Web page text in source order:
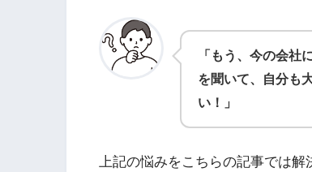
「もう、今の会
を聞いて、自分も
い！」
上記の悩みをこちらの記事では解